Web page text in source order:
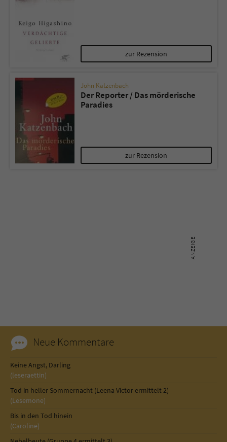
zur Rezension
John Katzenbach
Der Reporter / Das mörderische
Paradies
zur Rezension
Neue Kommentare
Keine Angst, Darling
(leseraettin)
Tod in heller Sommernacht (Leena Victor ermittelt 2)
(Lesemone)
Bis in den Tod hinein
(Caroline)